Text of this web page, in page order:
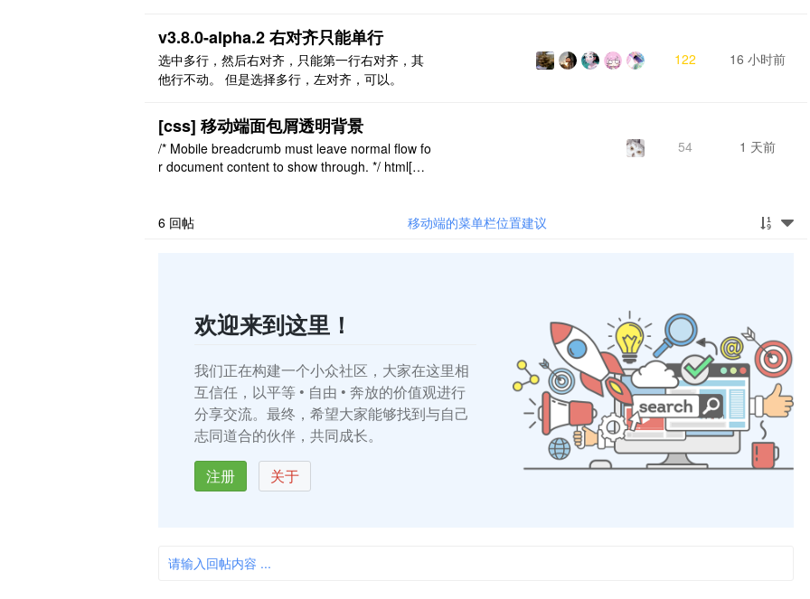
页面（类似浏览器）来浏览 而我做的笔记是记事
本里面有文档，文档里面有文档，而 siyuan 笔记
并没有提供返回键 也就是说当我点进一个记事本
中的某个文档，再从文档里面点击进入子文 ..
v3.8.0-alpha.2 右对齐只能单行
选中多行，然后右对齐，只能第一行右对齐，其
他行不动。 但是选择多行，左对齐，可以。
122 16 小时前
[css] 移动端面包屑透明背景
/* Mobile breadcrumb must leave normal flow fo
r document content to show through. */ html[dat
54 1 天前
6 回帖 移动端的菜单栏位置建议
欢迎来到这里！
我们正在构建一个小众社区，大家在这里相
互信任，以平等 • 自由 • 奔放的价值观进行
分享交流。最终，希望大家能够找到与自己
志同道合的伙伴，共同成长。
注册
关于
请输入回帖内容 ...